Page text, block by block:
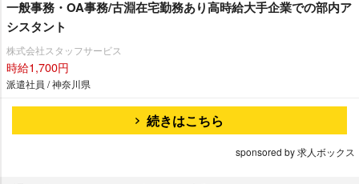
一般事務・OA事務/古淵在宅勤務あり高時給大手企業での部内ア
シスタント
株式会社スタッフサービス
時給1,700円
派遣社員 / 神奈川県
続きはこちら
sponsored by 求人ボックス